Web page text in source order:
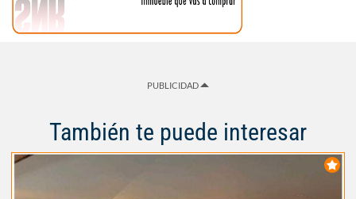
PUBLICIDAD
También te puede interesar